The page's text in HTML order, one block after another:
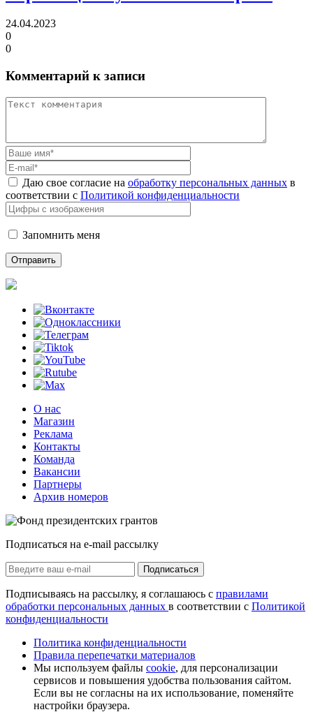
24.04.2023
0
0
Комментарий к записи
Даю свое согласие на обработку персональных данных в
соответствии с Политикой конфиденциальности
Запомнить меня
О нас
Магазин
Реклама
Контакты
Команда
Вакансии
Партнеры
Архив номеров
Подписаться на e-mail рассылку
Подписаться
Подписываясь на рассылку, я соглашаюсь с правилами
обработки персональных данных в соответствии с Политикой
конфиденциальности
Политика конфиденциальности
Правила перепечатки материалов
Мы используем файлы cookie, для персонализации
сервисов и повышения удобства пользования сайтом.
Если вы не согласны на их использование, поменяйте
настройки браузера.